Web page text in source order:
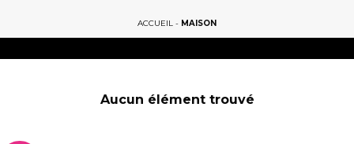
ACCUEIL - MAISON
Aucun élément trouvé